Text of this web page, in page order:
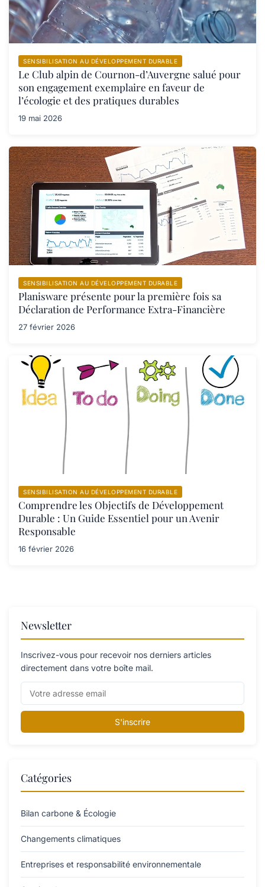
SENSIBILISATION AU DÉVELOPPEMENT DURABLE
Le Club alpin de Cournon-d’Auvergne salué pour
son engagement exemplaire en faveur de
l’écologie et des pratiques durables
19 mai 2026
SENSIBILISATION AU DÉVELOPPEMENT DURABLE
Planisware présente pour la première fois sa
Déclaration de Performance Extra-Financière
27 février 2026
SENSIBILISATION AU DÉVELOPPEMENT DURABLE
Comprendre les Objectifs de Développement
Durable : Un Guide Essentiel pour un Avenir
Responsable
16 février 2026
Newsletter
Inscrivez-vous pour recevoir nos derniers articles
directement dans votre boîte mail.
S'inscrire
Catégories
Bilan carbone & Écologie
Changements climatiques
Entreprises et responsabilité environnementale